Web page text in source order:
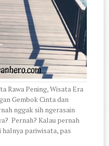
Rawa Pening, Wisata Era
Gembok Cinta dan
nggak sih ngerasain
Pernah? Kalau pernah
pariwisata, pas